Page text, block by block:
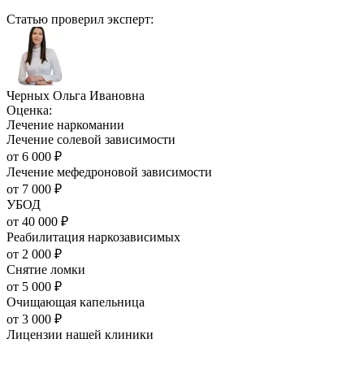
Статью проверил эксперт:
Черных Ольга Ивановна
Оценка:
Лечение наркомании
Лечение солевой зависимости
от 6 000 ₽
Лечение мефедроновой зависимости
от 7 000 ₽
УБОД
от 40 000 ₽
Реабилитация наркозависимых
от 2 000 ₽
Снятие ломки
от 5 000 ₽
Очищающая капельница
от 3 000 ₽
Лицензии нашей клиники